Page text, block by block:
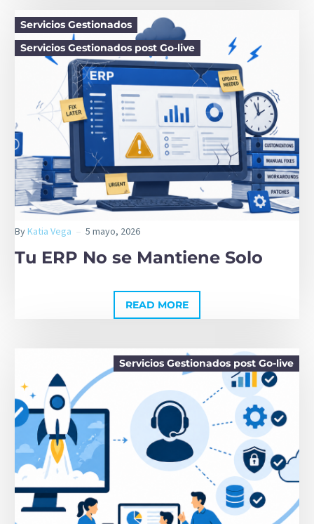
Servicios Gestionados
Servicios Gestionados post Go-live
ByKatia Vega 5 mayo, 2026
Tu ERP No se Mantiene Solo
READ MORE
Servicios Gestionados post Go-live